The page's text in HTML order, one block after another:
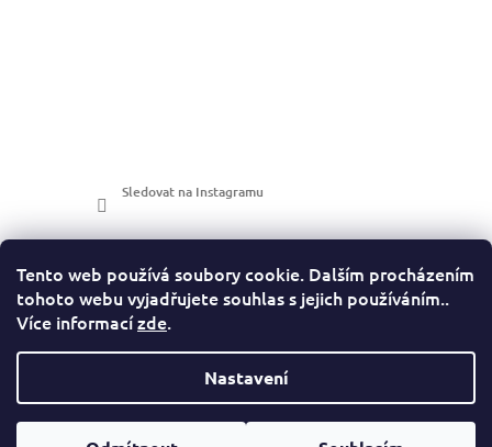
Tento web používá soubory cookie. Dalším procházením
tohoto webu vyjadřujete souhlas s jejich používáním..
Více informacízde.
Nastavení
Sledovat na Instagramu